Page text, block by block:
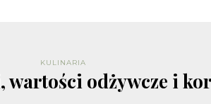
KULINARIA
wartości odżywcze i